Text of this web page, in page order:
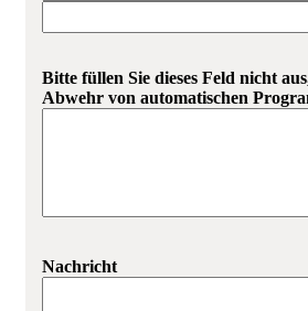
Bitte füllen Sie dieses Feld nicht
Abwehr von automatischen
Nachricht